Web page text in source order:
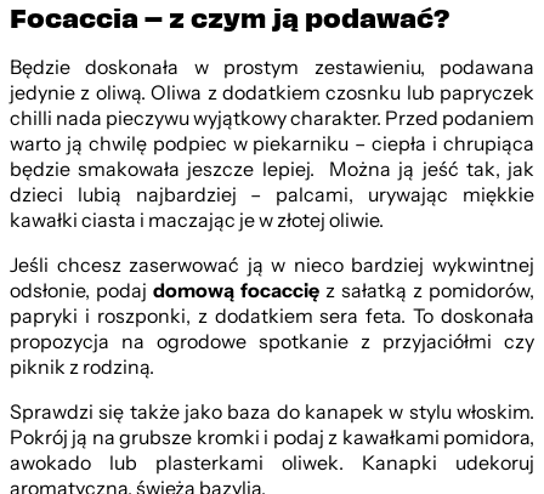
Focaccia – z czym ją podawać?
Będzie doskonała w prostym zestawieniu, podawana
jedynie z oliwą. Oliwa z dodatkiem czosnku lub papryczek
chilli nada pieczywu wyjątkowy charakter. Przed podaniem
warto ją chwilę podpiec w piekarniku – ciepła i chrupiąca
będzie smakowała jeszcze lepiej. Można ją jeść tak, jak
dzieci lubią najbardziej – palcami, urywając miękkie
kawałki ciasta i maczając je w złotej oliwie.
Jeśli chcesz zaserwować ją w nieco bardziej wykwintnej
odsłonie, podaj domową focaccię z sałatką z pomidorów,
papryki i roszponki, z dodatkiem sera feta. To doskonała
propozycja na ogrodowe spotkanie z przyjaciółmi czy
piknik z rodziną.
Sprawdzi się także jako baza do kanapek w stylu włoskim.
Pokrój ją na grubsze kromki i podaj z kawałkami pomidora,
awokado lub plasterkami oliwek. Kanapki udekoruj
aromatyczną, świeżą bazylią.